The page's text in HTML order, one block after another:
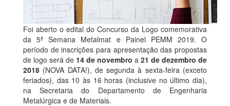
Foi aberto o edital do Concurso da Logo comemorativa
da 5ª Semana Metalmat e Painel PEMM 2019. O
período de inscrições para apresentação das propostas
de logo será de 14 de novembro a 21 de dezembro de
2018 (NOVA DATA!), de segunda à sexta-feira (exceto
feriados), das 10 às 16 horas (inclusive no último dia),
na Secretaria do Departamento de Engenharia
Metalúrgica e de Materiais.